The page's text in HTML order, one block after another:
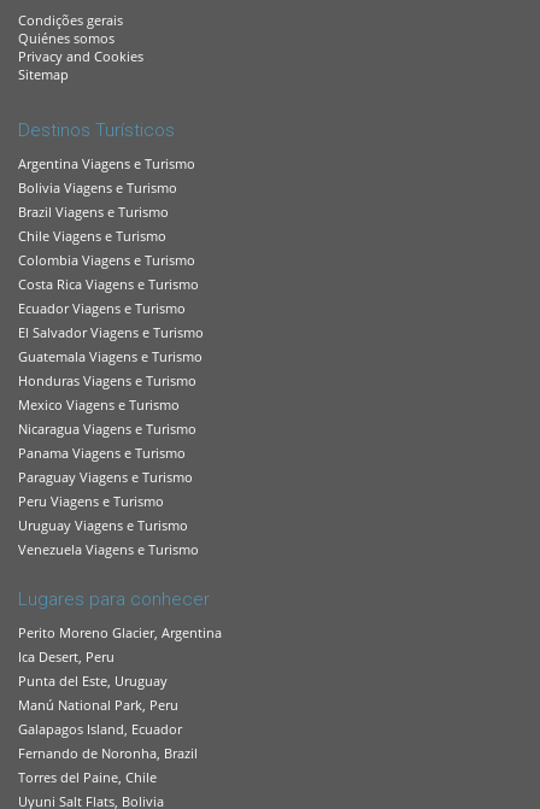
Condições gerais
Quiénes somos
Privacy and Cookies
Sitemap
Destinos Turísticos
Argentina Viagens e Turismo
Bolivia Viagens e Turismo
Brazil Viagens e Turismo
Chile Viagens e Turismo
Colombia Viagens e Turismo
Costa Rica Viagens e Turismo
Ecuador Viagens e Turismo
El Salvador Viagens e Turismo
Guatemala Viagens e Turismo
Honduras Viagens e Turismo
Mexico Viagens e Turismo
Nicaragua Viagens e Turismo
Panama Viagens e Turismo
Paraguay Viagens e Turismo
Peru Viagens e Turismo
Uruguay Viagens e Turismo
Venezuela Viagens e Turismo
Lugares para conhecer
Perito Moreno Glacier, Argentina
Ica Desert, Peru
Punta del Este, Uruguay
Manú National Park, Peru
Galapagos Island, Ecuador
Fernando de Noronha, Brazil
Torres del Paine, Chile
Uyuni Salt Flats, Bolivia